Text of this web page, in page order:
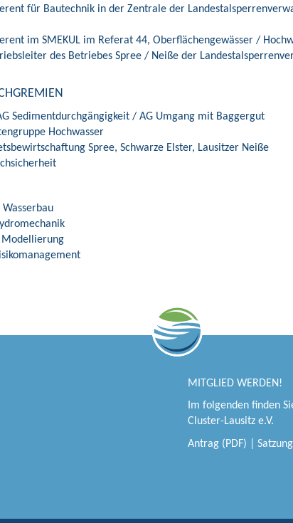
für Bautechnik in der Zentrale der
im SMEKUL im Referat 44, Oberflächengewässer /
des Betriebes Spree / Neiße der
Sedimentdurchgängigkeit / AG Umgang mit Baggergut
Hochwasser
Spree, Schwarze Elster, Lausitzer Neiße
Modellierung
MITGLIED WERDEN!
Im folgenden finden
Cluster-Lausitz e.V.
Antrag (PDF)